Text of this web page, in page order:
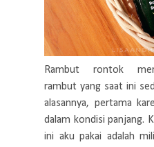
Rambut rontok
rambut yang saat ini
alasannya, pertama
dalam kondisi panjang.
ini aku pakai adalah